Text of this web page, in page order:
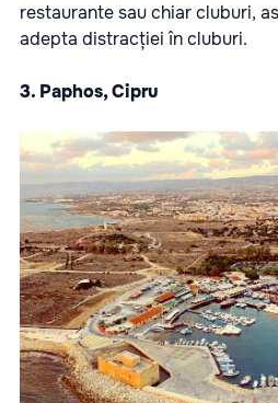
restaurante sau chiar cluburi,
adepta distracției în cluburi.
3. Paphos, Cipru